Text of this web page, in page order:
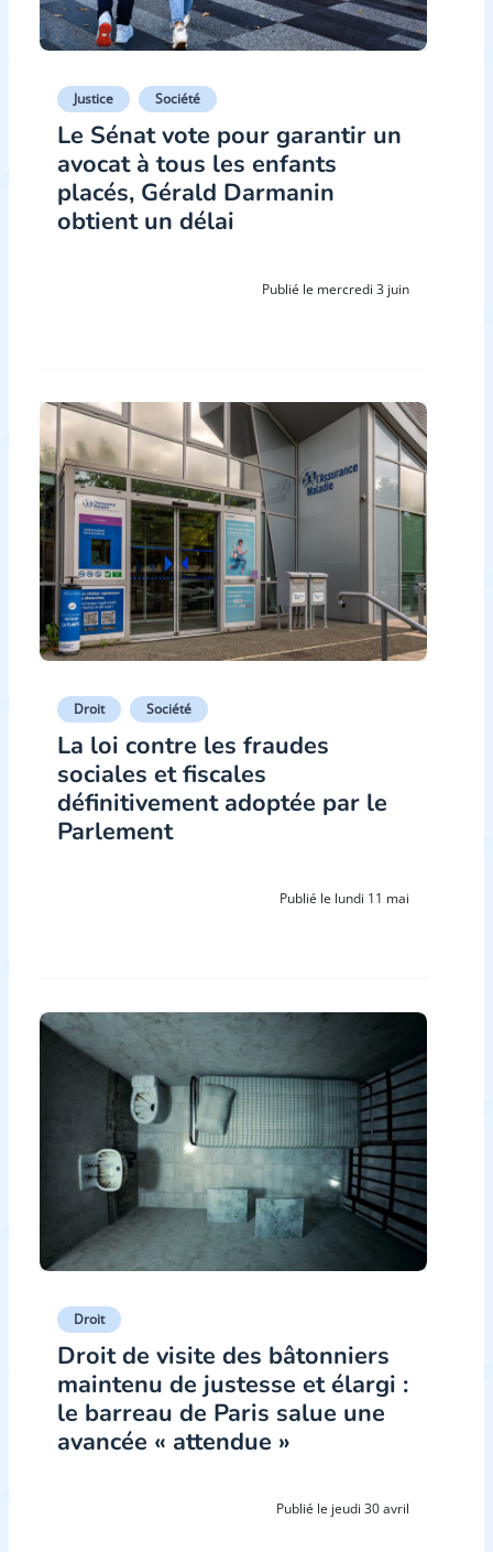
Justice Société
Le Sénat vote pour garantir un
avocat à tous les enfants
placés, Gérald Darmanin
obtient un délai
Publié le mercredi 3 juin
Droit Société
La loi contre les fraudes
sociales et fiscales
définitivement adoptée par le
Parlement
Publié le lundi 11 mai
Droit
Droit de visite des bâtonniers
maintenu de justesse et élargi :
le barreau de Paris salue une
avancée « attendue »
Publié le jeudi 30 avril